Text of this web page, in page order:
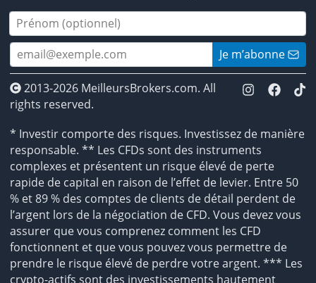
Je m’abonne
2013-2026 MeilleursBrokers.com. All
rights reserved.
* Investir comporte des risques. Investissez de manière
responsable. ** Les CFDs sont des instruments
complexes et présentent un risque élevé de perte
rapide de capital en raison de l’effet de levier. Entre 50
% et 89 % des comptes de clients de détail perdent de
l’argent lors de la négociation de CFD. Vous devez vous
assurer que vous comprenez comment les CFD
fonctionnent et que vous pouvez vous permettre de
prendre le risque élevé de perdre votre argent. *** Les
crypto-actifs sont des investissements hautement